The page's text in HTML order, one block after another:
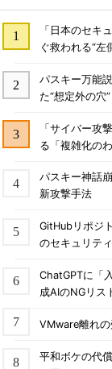
「日本のセキ
ぐ救われる“左
パスキー万能
た“想定外の穴”
「サイバー攻
る「複雑化のわ
パスキー神話
新攻撃手法
GitHubリポジ
のセキュリテ
ChatGPTに「
成AIのNGリス
VMware離れ
平和ボケの代